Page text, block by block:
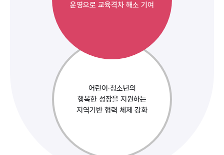
운영으로 교육격차 해소 기여
어린이·청소년의
행복한 성장을 지원하는
지역기반 협력 체제 강화